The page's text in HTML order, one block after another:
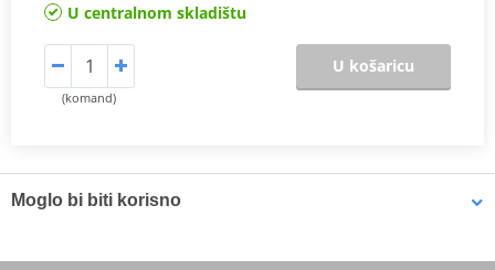
U centralnom skladištu
(komand)
U košaricu
Moglo bi biti korisno